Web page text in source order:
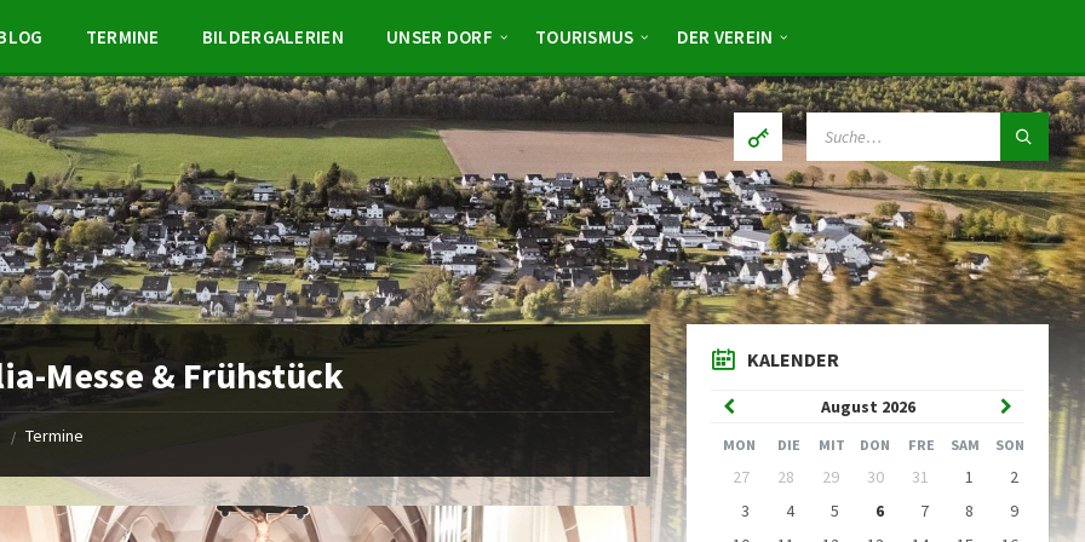
TERMINE BILDERGALERIEN UNSER DORF TOURISMUS DER VEREIN
SUCHE:
Messe & Frühstück
/ Termine
KALENDER
August 2026
Vorheriger
Monat
Nächster
Monat
MON DIE MIT DON FRE SAM SON
Kalendertage
überspringen
27 28 29 30 31 1
2
3
4 5 6 7 8
9